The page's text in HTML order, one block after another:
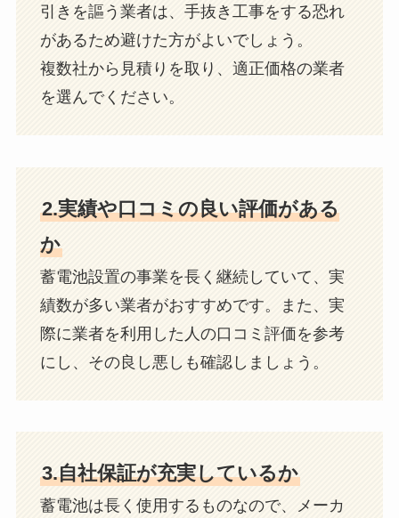
引きを謳う業者は、手抜き工事をする恐れ
があるため避けた方がよいでしょう。
複数社から見積りを取り、適正価格の業者
を選んでください。
2.実績や口コミの良い評価がある
か
蓄電池設置の事業を長く継続していて、実
績数が多い業者がおすすめです。また、実
際に業者を利用した人の口コミ評価を参考
にし、その良し悪しも確認しましょう。
3.自社保証が充実しているか
蓄電池は長く使用するものなので、メーカ